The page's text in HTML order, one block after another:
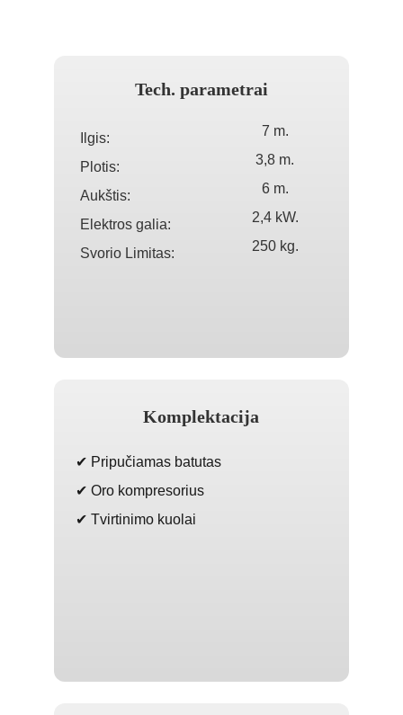
Tech. parametrai
Komplektacija
Ilgis:
Plotis:
Aukštis:
Elektros galia:
Svorio Limitas:
7 m.
3,8 m.
6 m.
2,4 kW.
250 kg.
✔ Pripučiamas batutas
✔ Oro kompresorius
✔ Tvirtinimo kuolai